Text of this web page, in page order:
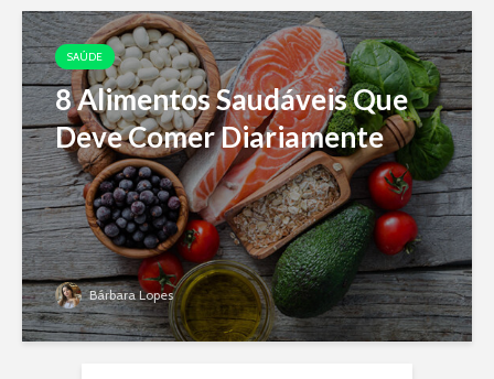
SAÚDE
8 Alimentos Saudáveis Que
Deve Comer Diariamente
Bárbara Lopes